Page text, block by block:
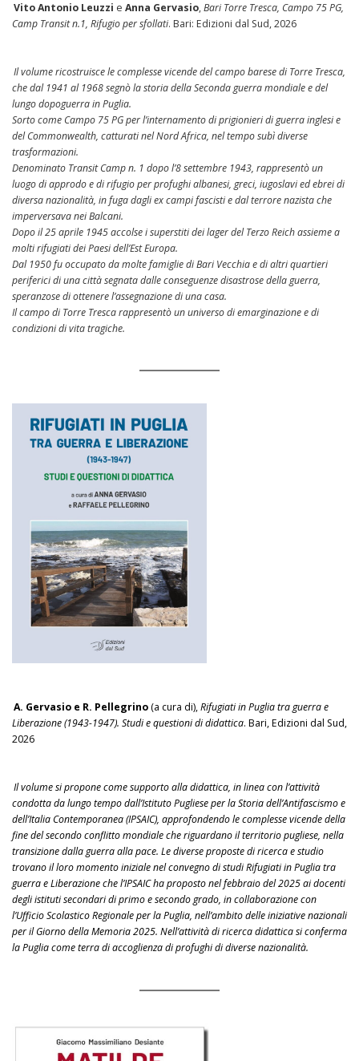
Vito Antonio Leuzzi eAnna Gervasio,Bari Torre Tresca, Campo 75 PG,
Camp Transit n.1, Rifugio per sfollati. Bari: Edizioni dal Sud, 2026
Il volume ricostruisce le complesse vicende del campo barese di Torre Tresca,
che dal 1941 al 1968 segnò la storia della Seconda guerra mondiale e del
lungo dopoguerra in Puglia.
Sorto come Campo 75 PG per l’internamento di prigionieri di guerra inglesi e
del Commonwealth, catturati nel Nord Africa, nel tempo subì diverse
trasformazioni.
Denominato Transit Camp n. 1 dopo l’8 settembre 1943, rappresentò un
luogo di approdo e di rifugio per profughi albanesi, greci, iugoslavi ed ebrei di
diversa nazionalità, in fuga dagli ex campi fascisti e dal terrore nazista che
imperversava nei Balcani.
Dopo il 25 aprile 1945 accolse i superstiti dei lager del Terzo Reich assieme a
molti rifugiati dei Paesi dell’Est Europa.
Dal 1950 fu occupato da molte famiglie di Bari Vecchia e di altri quartieri
periferici di una città segnata dalle conseguenze disastrose della guerra,
speranzose di ottenere l’assegnazione di una casa.
Il campo di Torre Tresca rappresentò un universo di emarginazione e di
condizioni di vita tragiche.
A. Gervasio e R. Pellegrino (a cura di),Rifugiati in Puglia tra guerra e
Liberazione (1943-1947). Studi e questioni di didattica. Bari, Edizioni dal Sud,
2026
Il volume si propone come supporto alla didattica, in linea con l’attività
condotta da lungo tempo dall’Istituto Pugliese per la Storia dell’Antifascismo e
dell’Italia Contemporanea (IPSAIC), approfondendo le complesse vicende della
fine del secondo conflitto mondiale che riguardano il territorio pugliese, nella
transizione dalla guerra alla pace. Le diverse proposte di ricerca e studio
trovano il loro momento iniziale nel convegno di studi Rifugiati in Puglia tra
guerra e Liberazione che l’IPSAIC ha proposto nel febbraio del 2025 ai docenti
degli istituti secondari di primo e secondo grado, in collaborazione con
l’Ufficio Scolastico Regionale per la Puglia, nell’ambito delle iniziative nazionali
per il Giorno della Memoria 2025. Nell’attività di ricerca didattica si conferma
la Puglia come terra di accoglienza di profughi di diverse nazionalità.